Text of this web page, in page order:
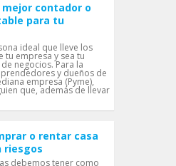
contador o
para tu
ideal que lleve los
tu empresa y sea tu
negocios. Para la
y dueños de
empresa (Pyme),
que, además de llevar
o rentar casa
riesgos
debemos tener como